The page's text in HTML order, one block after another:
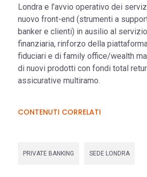
Londra e l’avvio operativo dei
nuovo front-end (strumenti a
banker e clienti) in ausilio al
finanziaria, rinforzo della
fiduciari e di family office/wealth
di nuovi prodotti con fondi total
assicurative multiramo.
CONTENUTI CORRELATI
PRIVATE BANKING SEDE LONDRA